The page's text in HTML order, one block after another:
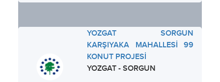
YOZGAT SORGUN
KARŞIYAKA MAHALLESİ 99
KONUT PROJESİ
YOZGAT - SORGUN